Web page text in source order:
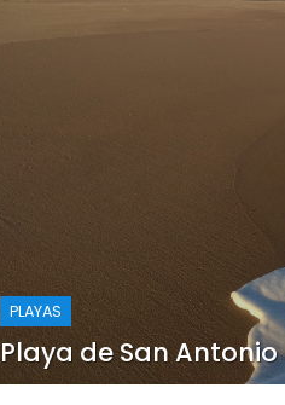
PLAYAS
Playa de San Antonio